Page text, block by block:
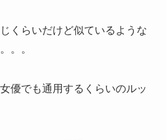
くらいだけど似ているような
。。
優でも通用するくらいのルッ